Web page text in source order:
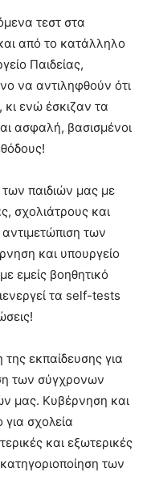
τεστ στα
από το κατάλληλο
Παιδείας,
να αντιληφθούν ότι
κι ενώ έσκιζαν τα
ασφαλή, βασισμένοι
παιδιών μας με
σχολιάτρους και
των
και υπουργείο
εμείς βοηθητικό
τα self-tests
εκπαίδευσης για
των σύγχρονων
μας. Κυβέρνηση και
σχολεία
και εξωτερικές
των